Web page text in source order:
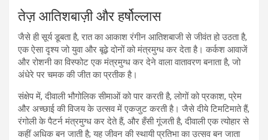
तेज़ आतिशबाज़ी और हर्षोल्लास
जैसे ही सूर्य डूबता है, रात का आकाश रंगीन आतिशबाजी से जीवंत हो उठता है,
एक ऐसा दृश्य जो युवा और बूढ़े दोनों को मंत्रमुग्ध कर देता है। कर्कश आवाजें
और रोशनी का विस्फोट एक मंत्रमुग्ध कर देने वाला वातावरण बनाता है, जो
अंधेरे पर चमक की जीत का प्रतीक है।
संक्षेप में, दीवाली भौगोलिक सीमाओं को पार करती है, लोगों को प्रकाश, प्रेम
और अच्छाई की विजय के उत्सव में एकजुट करती है। जैसे दीये टिमटिमाते हैं,
रंगोली के पैटर्न मंत्रमुग्ध कर देते हैं, और हँसी गूंजती है, दीवाली एक त्योहार से
कहीं अधिक बन जाती है; यह जीवन की स्थायी प्रतिभा का उत्सव बन जाता